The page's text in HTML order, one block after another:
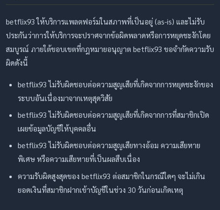
betflix93 ให้บริการแพลตฟอร์มในสภาพที่เป็นอยู่ (as-is) และไม่รับ
ประกันว่าการให้บริการจะปราศจากข้อผิดพลาดหรือการหยุดชะงักโดย
สมบูรณ์ ภายใต้ขอบเขตที่กฎหมายอนุญาต betflix93 ขอจำกัดความรับ
ผิดดังนี้
betflix93 ไม่รับผิดชอบต่อความสูญเสียที่เกิดจากการหยุดชะงักของ
ระบบอันเนื่องมาจากเหตุสุดวิสัย
betflix93 ไม่รับผิดชอบต่อความสูญเสียที่เกิดจากการที่สมาชิกเปิด
เผยข้อมูลบัญชีให้บุคคลอื่น
betflix93 ไม่รับผิดชอบต่อความสูญเสียทางอ้อม ความเสียหาย
พิเศษ หรือความเสียหายที่เป็นผลสืบเนื่อง
ความรับผิดสูงสุดของ betflix93 ต่อสมาชิกในกรณีใดๆ จะไม่เกิน
ยอดเงินที่สมาชิกฝากเข้าบัญชีในช่วง 30 วันก่อนเกิดเหตุ